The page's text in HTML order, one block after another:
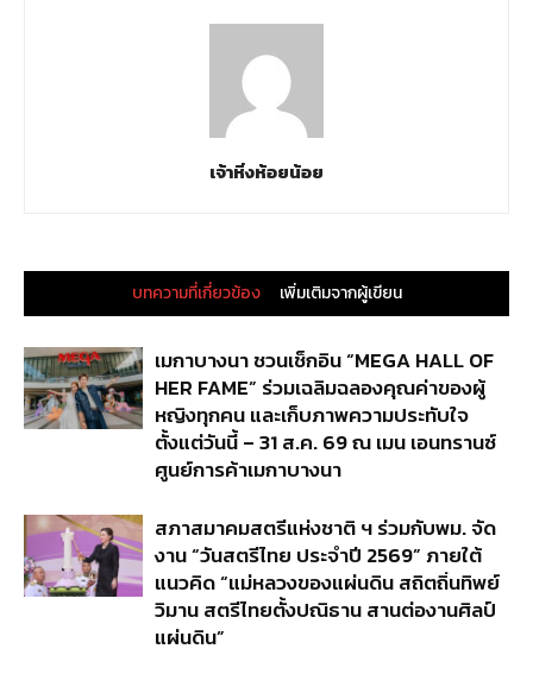
เจ้าหิ่งห้อยน้อย
บทความที่เกี่ยวข้อง เพิ่มเติมจากผู้เขียน
เมกาบางนา ชวนเช็กอิน “MEGA HALL OF
HER FAME” ร่วมเฉลิมฉลองคุณค่าของผู้
หญิงทุกคน และเก็บภาพความประทับใจ
ตั้งแต่วันนี้ – 31 ส.ค. 69 ณ เมน เอนทรานซ์
ศูนย์การค้าเมกาบางนา
สภาสมาคมสตรีแห่งชาติ ฯ ร่วมกับพม. จัด
งาน “วันสตรีไทย ประจำปี 2569” ภายใต้
แนวคิด “แม่หลวงของแผ่นดิน สถิตถิ่นทิพย์
วิมาน สตรีไทยตั้งปณิธาน สานต่องานศิลป์
แผ่นดิน”